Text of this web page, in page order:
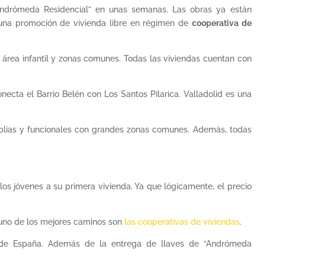
Residencial” en unas semanas. Las obras ya están
promoción de vivienda libre en régimen de cooperativa de
infantil y zonas comunes. Todas las viviendas cuentan con
el Barrio Belén con Los Santos Pilarica. Valladolid es una
y funcionales con grandes zonas comunes. Además, todas
jóvenes a su primera vivienda. Ya que lógicamente, el precio
de los mejores caminos son las cooperativas de viviendas.
España. Además de la entrega de llaves de “Andrómeda